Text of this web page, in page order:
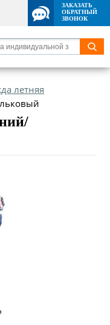
ЗАКАЗАТЬ
ОБРАТНЫЙ
ЗВОНОК
летняя